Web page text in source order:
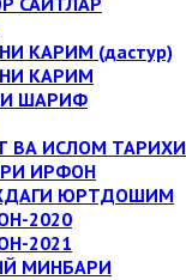
КАРИМ (дастур)
КАРИМ
ШАРИФ
ВА ИСЛОМ ТАРИХИ
ИРФОН
ЮРТДОШИМ
2020
2021
МИНБАРИ